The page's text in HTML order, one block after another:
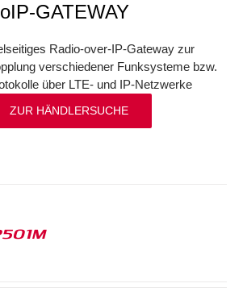
GATEWAY
Radio-over-IP-Gateway zur
verschiedener Funksysteme bzw.
über LTE- und IP-Netzwerke
ZUR HÄNDLERSUCHE